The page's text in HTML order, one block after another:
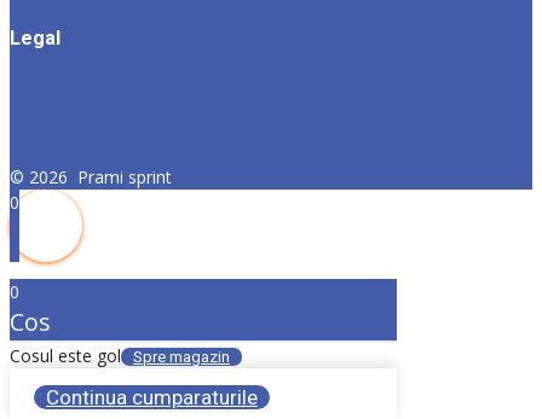
Legal
© 2026 Prami sprint
0
0
Cos
Cosul este gol Spre magazin
Continua cumparaturile